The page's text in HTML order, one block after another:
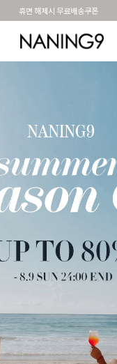
BEST 포토리뷰 - 매주 2명추첨 3만원쿠폰